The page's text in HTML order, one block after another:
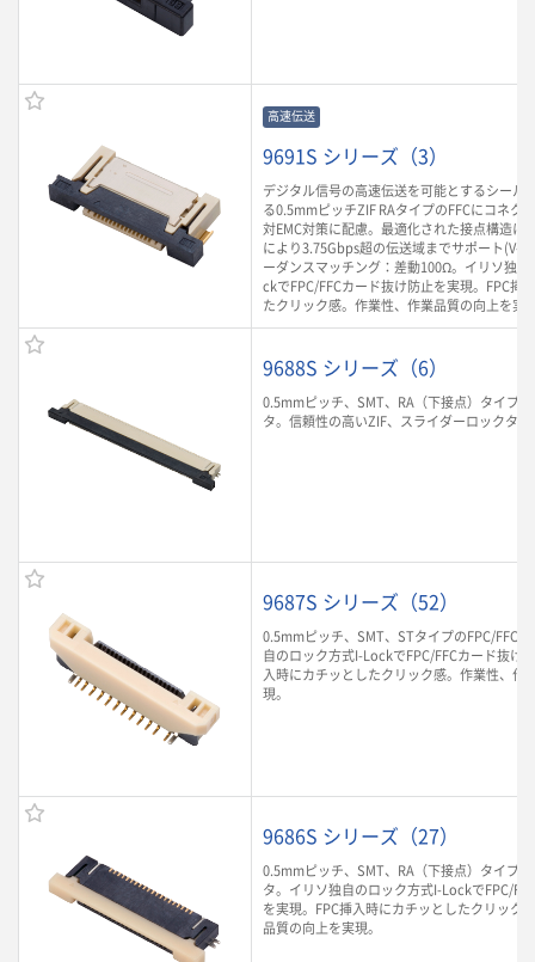
高速伝送
9691S シリーズ（3）
デジタル信号の高速伝送を可能とするシール
る0.5mmピッチZIF RAタイプのFFCにコネク
対EMC対策に配慮。最適化された接点構造に
により3.75Gbps超の伝送域までサポート(V-
ーダンスマッチング：差動100Ω。イリソ独
ckでFPC/FFCカード抜け防止を実現。FPC挿
たクリック感。作業性、作業品質の向上を実
9688S シリーズ（6）
0.5mmピッチ、SMT、RA（下接点）タイプ
タ。信頼性の高いZIF、スライダーロックタ
9687S シリーズ（52）
0.5mmピッチ、SMT、STタイプのFPC/FFC
自のロック方式I-LockでFPC/FFCカード抜け
入時にカチッとしたクリック感。作業性、作
現。
9686S シリーズ（27）
0.5mmピッチ、SMT、RA（下接点）タイプの
タ。イリソ独自のロック方式I-LockでFPC/
を実現。FPC挿入時にカチッとしたクリック
品質の向上を実現。